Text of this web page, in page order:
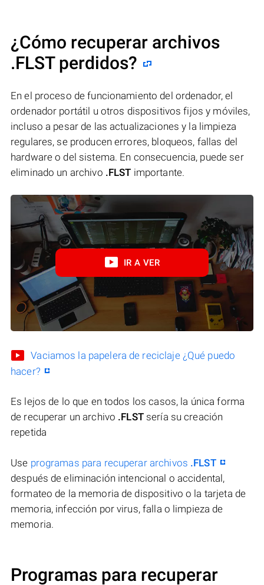
¿Cómo recuperar archivos
.FLST perdidos?
En el proceso de funcionamiento del ordenador, el
ordenador portátil u otros dispositivos fijos y móviles,
incluso a pesar de las actualizaciones y la limpieza
regulares, se producen errores, bloqueos, fallas del
hardware o del sistema. En consecuencia, puede ser
eliminado un archivo .FLST importante.
IR A VER
Vaciamos la papelera de reciclaje ¿Qué puedo
hacer?
Es lejos de lo que en todos los casos, la única forma
de recuperar un archivo .FLSTsería su creación
repetida
Use programas para recuperar archivos .FLST
después de eliminación intencional o accidental,
formateo de la memoria de dispositivo o la tarjeta de
memoria, infección por virus, falla o limpieza de
memoria.
Programas para recuperar